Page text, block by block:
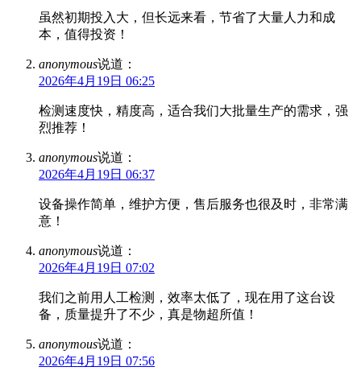
虽然初期投入大，但长远来看，节省了大量人力和成
本，值得投资！
anonymous说道：
2026年4月19日 06:25
检测速度快，精度高，适合我们大批量生产的需求，强
烈推荐！
anonymous说道：
2026年4月19日 06:37
设备操作简单，维护方便，售后服务也很及时，非常满
意！
anonymous说道：
2026年4月19日 07:02
我们之前用人工检测，效率太低了，现在用了这台设
备，质量提升了不少，真是物超所值！
anonymous说道：
2026年4月19日 07:56